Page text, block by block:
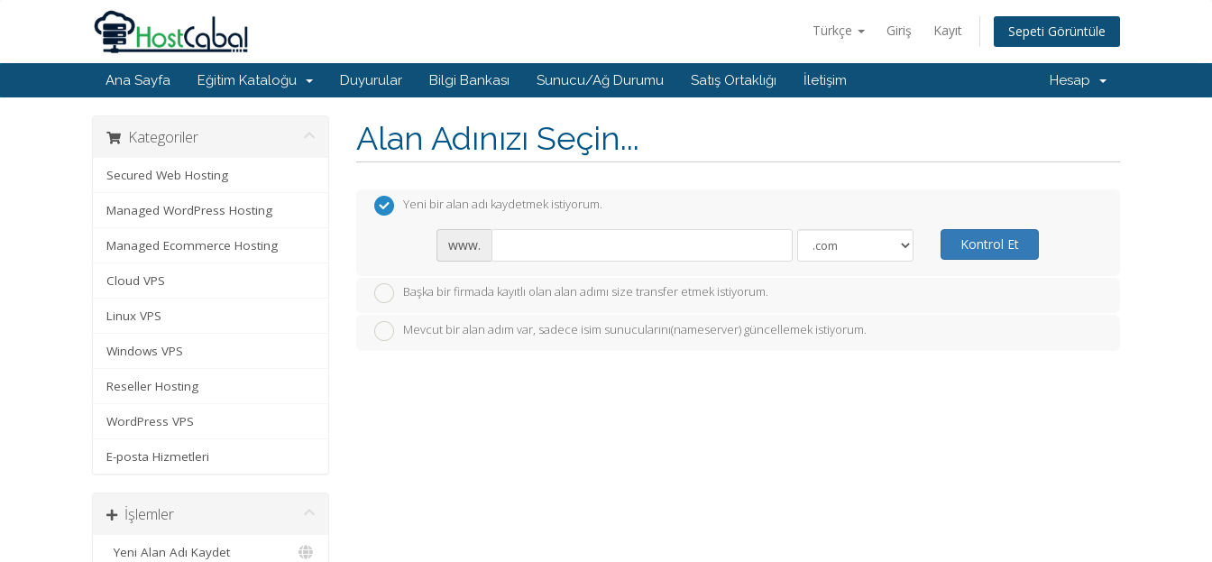
Türkçe Giriş Kayıt Sepeti Görüntüle
Ana Sayfa Eğitim Kataloğu Duyurular Bilgi Bankası Sunucu/Ağ Durumu Satış Ortaklığı İletişim Hesap
Alan Adınızı Seçin...
Kategoriler
Secured Web Hosting
Managed WordPress Hosting
Managed Ecommerce Hosting
Cloud VPS
Linux VPS
Windows VPS
Reseller Hosting
WordPress VPS
E-posta Hizmetleri
İşlemler
Yeni Alan Adı Kaydet
Yeni bir alan adı kaydetmek istiyorum.
www. Kontrol Et
Başka bir firmada kayıtlı olan alan adımı size transfer etmek istiyorum.
Mevcut bir alan adım var, sadece isim sunucularını(nameserver) güncellemek istiyorum.